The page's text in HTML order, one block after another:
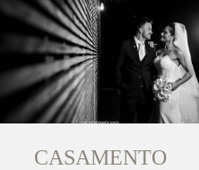
CASAMENTO